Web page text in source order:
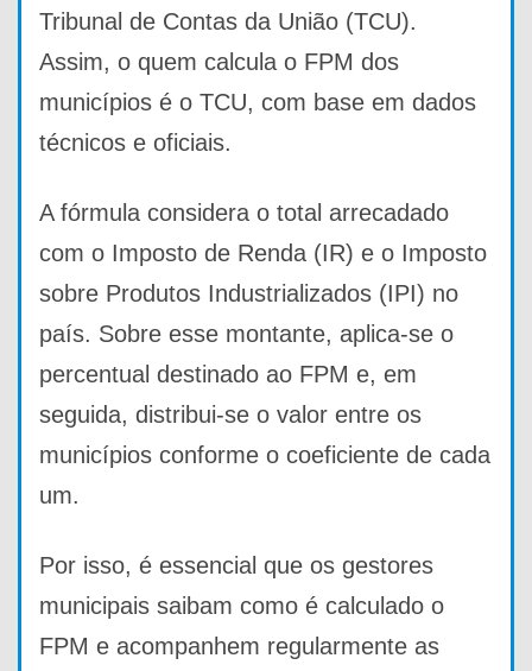
Tribunal de Contas da União (TCU).
Assim, o quem calcula o FPM dos
municípios é o TCU, com base em dados
técnicos e oficiais.
A fórmula considera o total arrecadado
com o Imposto de Renda (IR) e o Imposto
sobre Produtos Industrializados (IPI) no
país. Sobre esse montante, aplica-se o
percentual destinado ao FPM e, em
seguida, distribui-se o valor entre os
municípios conforme o coeficiente de cada
um.
Por isso, é essencial que os gestores
municipais saibam como é calculado o
FPM e acompanhem regularmente as